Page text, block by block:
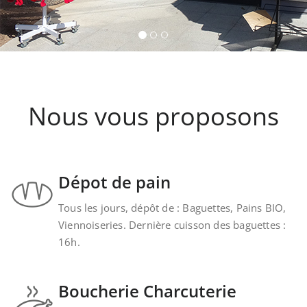
provenant de la cave Les Faîtières à
Kintzheim-St-Hippolyte.
Nous vous proposons
Dépot de pain
Tous les jours, dépôt de : Baguettes, Pains BIO,
Viennoiseries. Dernière cuisson des baguettes :
16h.
Boucherie Charcuterie